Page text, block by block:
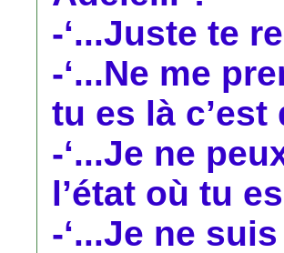
-‘...Juste te
-‘...Ne me
tu es là
-‘...Je ne
l’état où tu
-‘...Je ne